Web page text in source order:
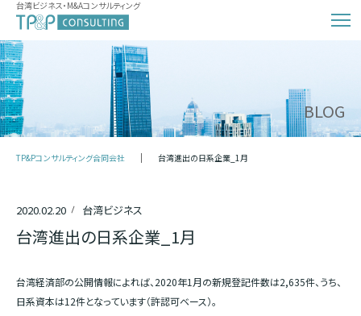
台湾ビジネス・M&Aコンサルティング
BLOG
TP&Pコンサルティング合同会社 台湾進出の日系企業_1月
2020.02.20 台湾ビジネス
台湾進出の日系企業_1月
台湾経済部の公開情報によれば、 2020年1月の新規登記件数は2,635件、うち、
日系資本は12件となっています（許認可ベース）。